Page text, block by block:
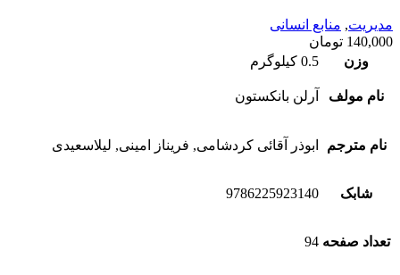
مدیریت, منابع انسانی
140,000 تومان
وزن
0.5 کیلوگرم
نام مولف آرلن بانکستون
نام مترجم ابوذر آقائی کردشامی, فریناز امینی, لیلاسعیدی
شابک 9786225923140
تعداد صفحه 94